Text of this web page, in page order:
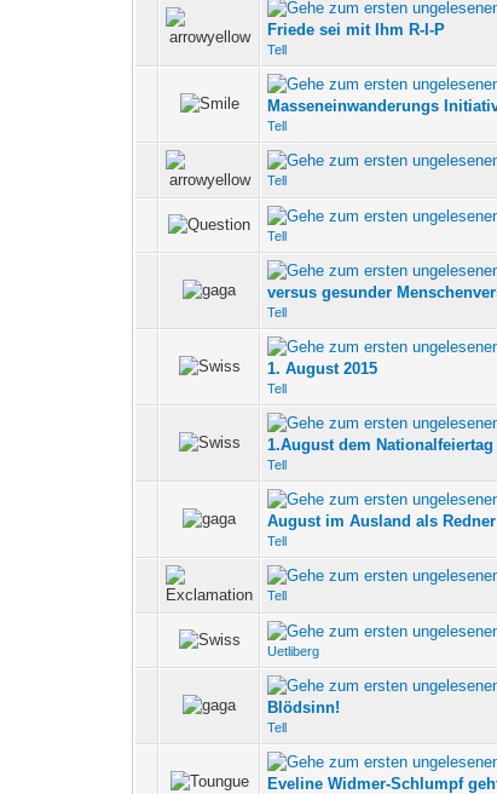
Friede sei mit Ihm R-I-P
Tell
0
Masseneinwanderungs
Tell
0
Tell
0
Tell
0
versus gesunder
Tell
0
1. August 2015
Tell
1.August dem Nationalfeiertag
Tell
0
August im Ausland als
Tell
0
Tell
0
Uetliberg
0
Blödsinn!
Tell
Eveline Widmer-Schlumpf
0